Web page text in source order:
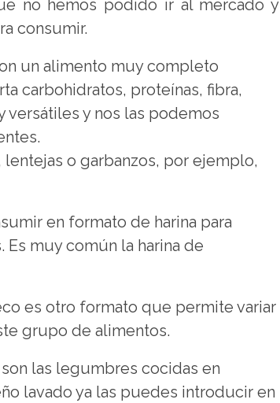
no hemos podido ir al mercado y
consumir.
un alimento muy completo
carbohidratos, proteínas, fibra,
versátiles y nos las podemos
o garbanzos, por ejemplo,
en formato de harina para
Es muy común la harina de
es otro formato que permite variar
grupo de alimentos.
las legumbres cocidas en
lavado ya las puedes introducir en